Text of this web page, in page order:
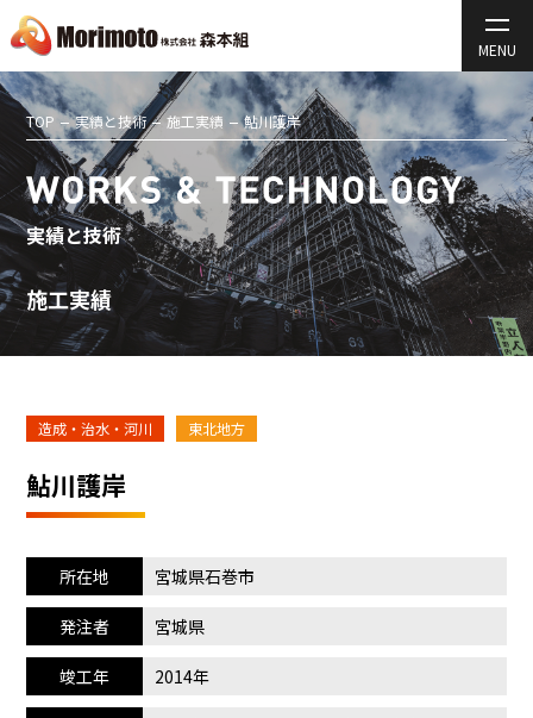
TOP 実績と技術 施工実績 鮎川護岸
実績と技術
施工実績
造成・治水・河川 東北地方
鮎川護岸
所在地 宮城県石巻市
発注者 宮城県
竣工年 2014年